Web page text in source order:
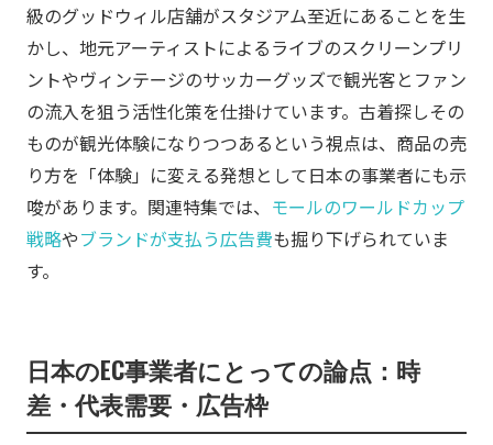
級のグッドウィル店舗がスタジアム至近にあることを生
かし、地元アーティストによるライブのスクリーンプリ
ントやヴィンテージのサッカーグッズで観光客とファン
の流入を狙う活性化策を仕掛けています。古着探しその
ものが観光体験になりつつあるという視点は、商品の売
り方を「体験」に変える発想として日本の事業者にも示
唆があります。関連特集では、 モールのワールドカップ
戦略やブランドが支払う広告費も掘り下げられていま
す。
日本のEC事業者にとっての論点：時
差・代表需要・広告枠